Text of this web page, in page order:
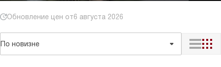
Обновление цен от6 августа 2026
По новизне